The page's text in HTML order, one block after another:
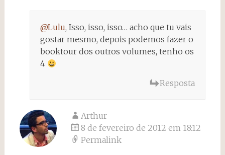
@Lulu, Isso, isso, isso… acho que tu vais
gostar mesmo, depois podemos fazer o
booktour dos outros volumes, tenho os
4
Resposta
Arthur
8 de fevereiro de 2012 em 18:12
Permalink